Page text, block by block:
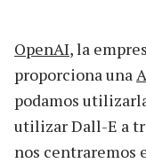
OpenAI, la
proporciona una
podamos
utilizar Dall-E a
nos centraremos